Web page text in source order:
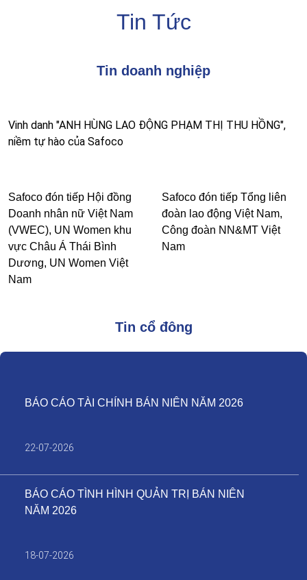
Tin Tức
Tin doanh nghiệp
Vinh danh "ANH HÙNG LAO ĐỘNG PHẠM THỊ THU HỒNG",
niềm tự hào của Safoco
Safoco đón tiếp Hội đồng
Doanh nhân nữ Việt Nam
(VWEC), UN Women khu
vực Châu Á Thái Bình
Dương, UN Women Việt
Nam
Safoco đón tiếp Tổng liên
đoàn lao động Việt Nam,
Công đoàn NN&MT Việt
Nam
Tin cổ đông
22-07-2026
BÁO CÁO TÀI CHÍNH BÁN NIÊN NĂM 2026
18-07-2026
BÁO CÁO TÌNH HÌNH QUẢN TRỊ BÁN NIÊN
NĂM 2026